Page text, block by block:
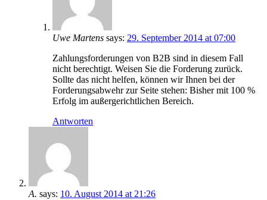
Uwe Martens says: 29. September 2014 at 07:00
Zahlungsforderungen von B2B sind in diesem Fall
nicht berechtigt. Weisen Sie die Forderung zurück.
Sollte das nicht helfen, können wir Ihnen bei der
Forderungsabwehr zur Seite stehen: Bisher mit 100 %
Erfolg im außergerichtlichen Bereich.
Antworten
A. says: 10. August 2014 at 21:26